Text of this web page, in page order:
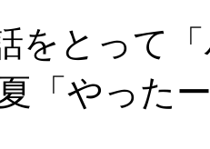
をとって
「やった